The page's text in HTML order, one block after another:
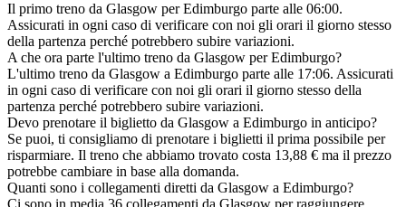
Il primo treno da Glasgow per Edimburgo parte alle 06:00.
Assicurati in ogni caso di verificare con noi gli orari il giorno stesso
della partenza perché potrebbero subire variazioni.
A che ora parte l'ultimo treno da Glasgow per Edimburgo?
L'ultimo treno da Glasgow a Edimburgo parte alle 17:06. Assicurati
in ogni caso di verificare con noi gli orari il giorno stesso della
partenza perché potrebbero subire variazioni.
Devo prenotare il biglietto da Glasgow a Edimburgo in anticipo?
Se puoi, ti consigliamo di prenotare i biglietti il prima possibile per
risparmiare. Il treno che abbiamo trovato costa 13,88 € ma il prezzo
potrebbe cambiare in base alla domanda.
Quanti sono i collegamenti diretti da Glasgow a Edimburgo?
Ci sono in media 36 collegamenti da Glasgow per raggiungere